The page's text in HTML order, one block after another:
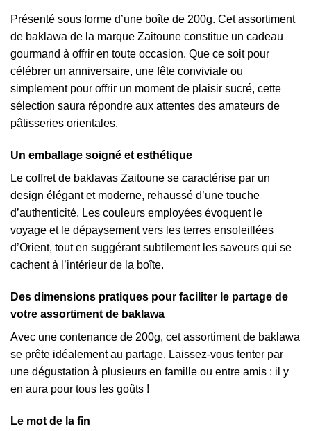
Présenté sous forme d’une boîte de 200g. Cet assortiment
de baklawa de la marque Zaitoune constitue un cadeau
gourmand à offrir en toute occasion. Que ce soit pour
célébrer un anniversaire, une fête conviviale ou
simplement pour offrir un moment de plaisir sucré, cette
sélection saura répondre aux attentes des amateurs de
pâtisseries orientales.
Un emballage soigné et esthétique
Le coffret de baklavas Zaitoune se caractérise par un
design élégant et moderne, rehaussé d’une touche
d’authenticité. Les couleurs employées évoquent le
voyage et le dépaysement vers les terres ensoleillées
d’Orient, tout en suggérant subtilement les saveurs qui se
cachent à l’intérieur de la boîte.
Des dimensions pratiques pour faciliter le partage de
votre assortiment de baklawa
Avec une contenance de 200g, cet assortiment de baklawa
se prête idéalement au partage. Laissez-vous tenter par
une dégustation à plusieurs en famille ou entre amis : il y
en aura pour tous les goûts !
Le mot de la fin